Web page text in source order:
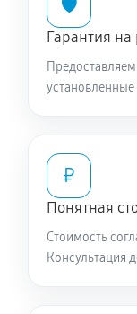
🛡️
Гарантия
установленные
₽
Понятная
Стоимость
Консультация